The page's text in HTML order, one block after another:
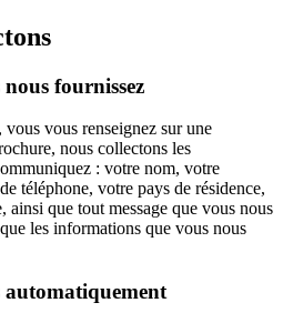
fournissez
vous renseignez sur une
nous collectons les
: votre nom, votre
téléphone, votre pays de résidence,
ainsi que tout message que vous nous
les informations que vous nous
automatiquement